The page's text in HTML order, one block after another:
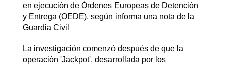
en ejecución de Órdenes Europeas de Detención
y Entrega (OEDE), según informa una nota de la
Guardia Civil
La investigación comenzó después de que la
operación 'Jackpot', desarrollada por los